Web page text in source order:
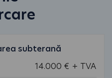
subterană
14.000 € + TVA